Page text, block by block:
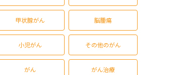
甲状腺がん 脳腫瘍
小児がん その他のがん
がん がん治療